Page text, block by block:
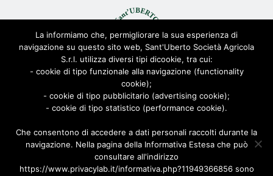
© Sant'Uberto Società Agricola s.r.l. - All Rights Reserved CF:
08155680963
Viale Toscana 200, 21052 Busto Arsizio [VARESE]
Privacy Policy |Cookie Policy| Powered byAD-ADVANCED
La informiamo che, permigliorare la sua esperienza di
navigazione su questo sito web, Sant'Uberto Società Agricola
S.r.l. utilizza diversi tipi dicookie, tra cui:
- cookie di tipo funzionale alla navigazione (functionality
cookie);
- cookie di tipo pubblicitario (advertising cookie);
- cookie di tipo statistico (performance cookie).
Che consentono di accedere a dati personali raccolti durante la
navigazione. Nella pagina della Informativa Estesa che può
consultare all'indirizzo
https://www.privacylab.it/informativa.php?11949366856 sono